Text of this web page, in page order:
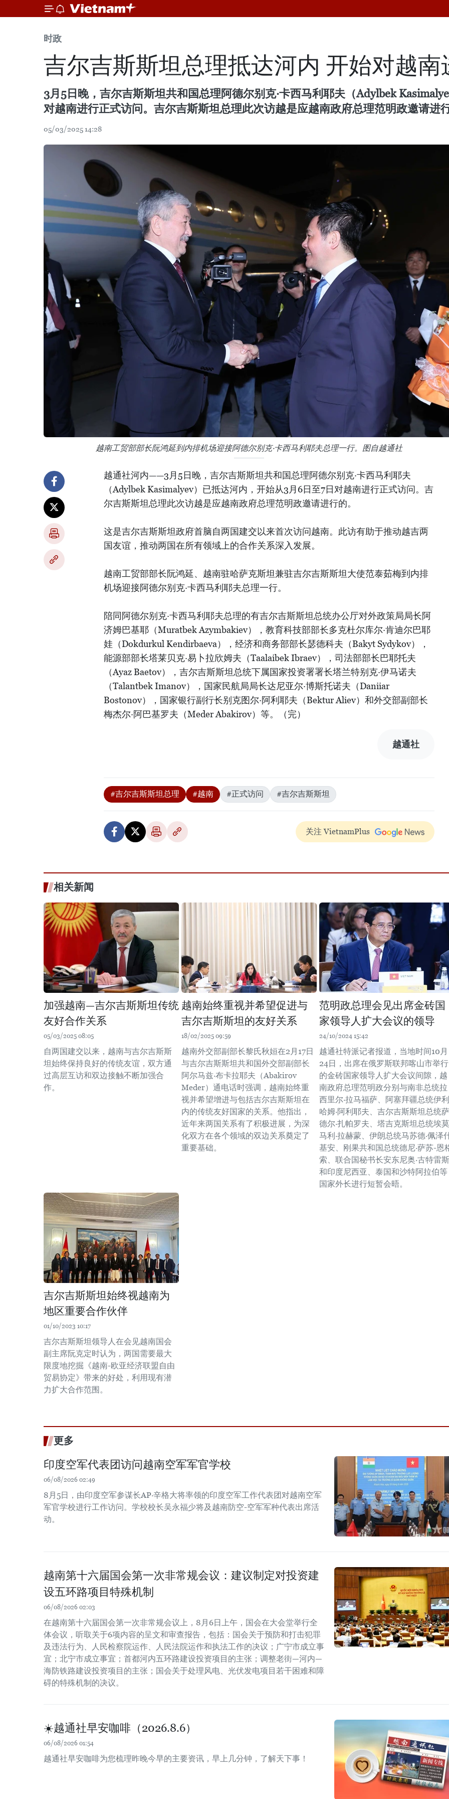
时政
吉尔吉斯斯坦总理抵达河内 开始对越南
3月5日晚，吉尔吉斯斯坦共和国总理阿德尔别克·卡西马利耶夫（Adylbek
对越南进行正式访问。吉尔吉斯斯坦总理此次访越是应越南政府总理范明政邀请进行
05/03/2025 14:28
越南工贸部部长阮鸿延到内排机场迎接阿德尔别克·卡西马利耶夫总理一行。图自越通社
越通社河内——3月5日晚，吉尔吉斯斯坦共和国总理阿德尔别克·卡西马利耶夫
（Adylbek Kasimalyev）已抵达河内，开始从3月6日至7日对越南进行正式访问。吉
尔吉斯斯坦总理此次访越是应越南政府总理范明政邀请进行的。
这是吉尔吉斯斯坦政府首脑自两国建交以来首次访问越南。此访有助于推动越吉两
国友谊，推动两国在所有领域上的合作关系深入发展。
越南工贸部部长阮鸿延、越南驻哈萨克斯坦兼驻吉尔吉斯斯坦大使范泰茹梅到内排
机场迎接阿德尔别克·卡西马利耶夫总理一行。
陪同阿德尔别克·卡西马利耶夫总理的有吉尔吉斯斯坦总统办公厅对外政策局局长阿
济姆巴基耶（Muratbek Azymbakiev），教育科技部部长多克杜尔库尔·肯迪尔巴耶
娃（Dokdurkul Kendirbaeva），经济和商务部部长瑟德科夫（Bakyt Sydykov），
能源部部长塔莱贝克·易卜拉欣姆夫（Taalaibek Ibraev），司法部部长巴耶托夫
（Ayaz Baetov），吉尔吉斯斯坦总统下属国家投资署署长塔兰特别克·伊马诺夫
（Talantbek Imanov），国家民航局局长达尼亚尔·博斯托诺夫（Daniiar
Bostonov），国家银行副行长别克图尔·阿利耶夫（Bektur Aliev）和外交部副部长
梅杰尔·阿巴基罗夫（Meder Abakirov）等。（完）
越通社
#吉尔吉斯斯坦总理 #越南 #正式访问 #吉尔吉斯斯坦
关注 VietnamPlus
相关新闻
加强越南—吉尔吉斯斯坦传统
友好合作关系
05/03/2025 08:05
自两国建交以来，越南与吉尔吉斯斯
坦始终保持良好的传统友谊，双方通
过高层互访和双边接触不断加强合
作。
越南始终重视并希望促进与
吉尔吉斯斯坦的友好关系
18/02/2025 09:59
越南外交部副部长黎氏秋姮在2月17日
与吉尔吉斯斯坦共和国外交部副部长
阿尔马兹·布卡拉耶夫（Abakirov
Meder）通电话时强调，越南始终重
视并希望增进与包括吉尔吉斯斯坦在
内的传统友好国家的关系。他指出，
近年来两国关系有了积极进展，为深
化双方在各个领域的双边关系奠定了
重要基础。
范明政总理会见出席金砖国
家领导人扩大会议的领导
24/10/2024 15:42
越通社特派记者报道，当地时间10月
24日，出席在俄罗斯联邦喀山市举行
的金砖国家领导人扩大会议间隙，越
南政府总理范明政分别与南非总统拉
西里尔·拉马福萨、阿塞拜疆总统伊利
哈姆·阿利耶夫、吉尔吉斯斯坦总统萨
德尔·扎帕罗夫、塔吉克斯坦总统埃莫
马利·拉赫蒙、伊朗总统马苏德·佩泽
基安、刚果共和国总统德尼·萨苏-恩
索、联合国秘书长安东尼奥·古特雷斯
和印度尼西亚、泰国和沙特阿拉伯等
国家外长进行短暂会晤。
吉尔吉斯斯坦始终视越南为
地区重要合作伙伴
01/10/2023 10:17
吉尔吉斯斯坦领导人在会见越南国会
副主席阮克定时认为，两国需要最大
限度地挖掘《越南-欧亚经济联盟自由
贸易协定》带来的好处，利用现有潜
力扩大合作范围。
更多
印度空军代表团访问越南空军军官学校
06/08/2026 02:49
8月5日，由印度空军参谋长AP·辛格大将率领的印度空军工作代表团对越南空军
军官学校进行工作访问。学校校长吴永福少将及越南防空-空军军种代表出席活
动。
越南第十六届国会第一次非常规会议：建议制定对投资建
设五环路项目特殊机制
06/08/2026 02:03
在越南第十六届国会第一次非常规会议上，8月6日上午，国会在大会堂举行全
体会议，听取关于6项内容的呈文和审查报告，包括：国会关于预防和打击犯罪
及违法行为、人民检察院运作、人民法院运作和执法工作的决议；广宁市成立事
宜；北宁市成立事宜；首都河内五环路建设投资项目的主张；调整老街—河内—
海防铁路建设投资项目的主张；国会关于处理风电、光伏发电项目若干困难和障
碍的特殊机制的决议。
☀️越通社早安咖啡（2026.8.6）
06/08/2026 01:54
越通社早安咖啡为您梳理昨晚今早的主要资讯，早上几分钟，了解天下事！